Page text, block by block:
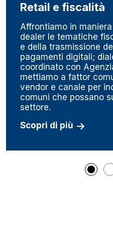
Retail e fiscalità
Affrontiamo in
dealer le tematiche
e della trasmissione
pagamenti digitali;
coordinato con
mettiamo a fattor
vendor e canale per
comuni che possano
settore.
Scopri di più